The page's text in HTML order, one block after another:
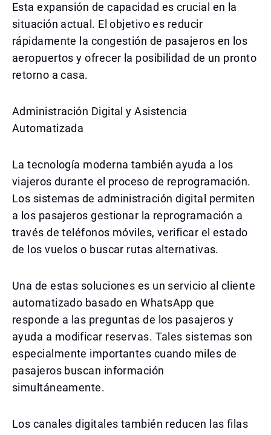
Esta expansión de capacidad es crucial en la
situación actual. El objetivo es reducir
rápidamente la congestión de pasajeros en los
aeropuertos y ofrecer la posibilidad de un pronto
retorno a casa.
Administración Digital y Asistencia
Automatizada
La tecnología moderna también ayuda a los
viajeros durante el proceso de reprogramación.
Los sistemas de administración digital permiten
a los pasajeros gestionar la reprogramación a
través de teléfonos móviles, verificar el estado
de los vuelos o buscar rutas alternativas.
Una de estas soluciones es un servicio al cliente
automatizado basado en WhatsApp que
responde a las preguntas de los pasajeros y
ayuda a modificar reservas. Tales sistemas son
especialmente importantes cuando miles de
pasajeros buscan información
simultáneamente.
Los canales digitales también reducen las filas